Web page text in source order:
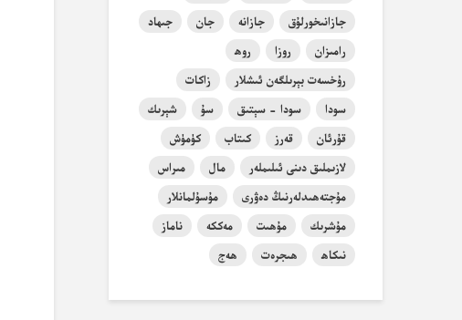
جازانىخورلۇق
جازانە جان
جىھاد
رامىزان
روزا
روھ
رۇخسەت بېرىلگەن ئىشلار
زاكات
سودا
سودا - سېتىق سۇ
شېرىك
قۇرئان
قەرز كىتاب
كۈمۈش
لازىملىق دىنى ئىلىملەر
مال
مىراس
مۇجتەھىدلەرنىڭ دەۋرى
مۇسۇلمانلار
مۇشرىك
مۇھىت مەككە
ناماز
نىكاھ
ھىجرەت ھەج